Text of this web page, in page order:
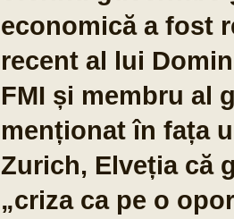
economică a fost
recent al lui
FMI și membru al
menționat în fața
Zurich, Elveția că
„criza ca pe o